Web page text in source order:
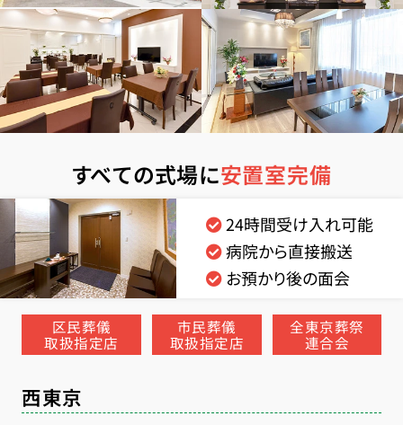
すべての式場に安置室完備
24時間受け入れ可能
病院から直接搬送
お預かり後の面会
区民葬儀
取扱指定店
市民葬儀
取扱指定店
全東京葬祭
連合会
西東京